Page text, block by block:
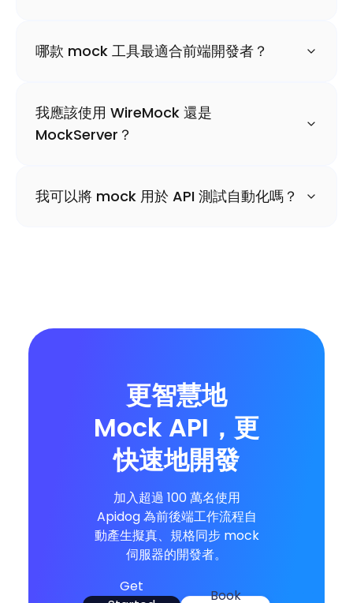
哪款 mock 工具最適合前端開發者？
我應該使用 WireMock 還是
MockServer？
我可以將 mock 用於 API 測試自動化嗎？
更智慧地
Mock API，更
快速地開發
加入超過 100 萬名使用
Apidog 為前後端工作流程自
動產生擬真、規格同步 mock
伺服器的開發者。
Get
Book